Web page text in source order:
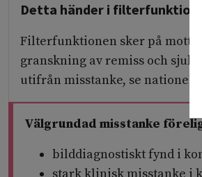
Detta händer i
Filterfunktionen sker på
granskning av remiss och
utifrån misstanke, se nationellt
Välgrundad misstanke
bilddiagnostiskt fynd i